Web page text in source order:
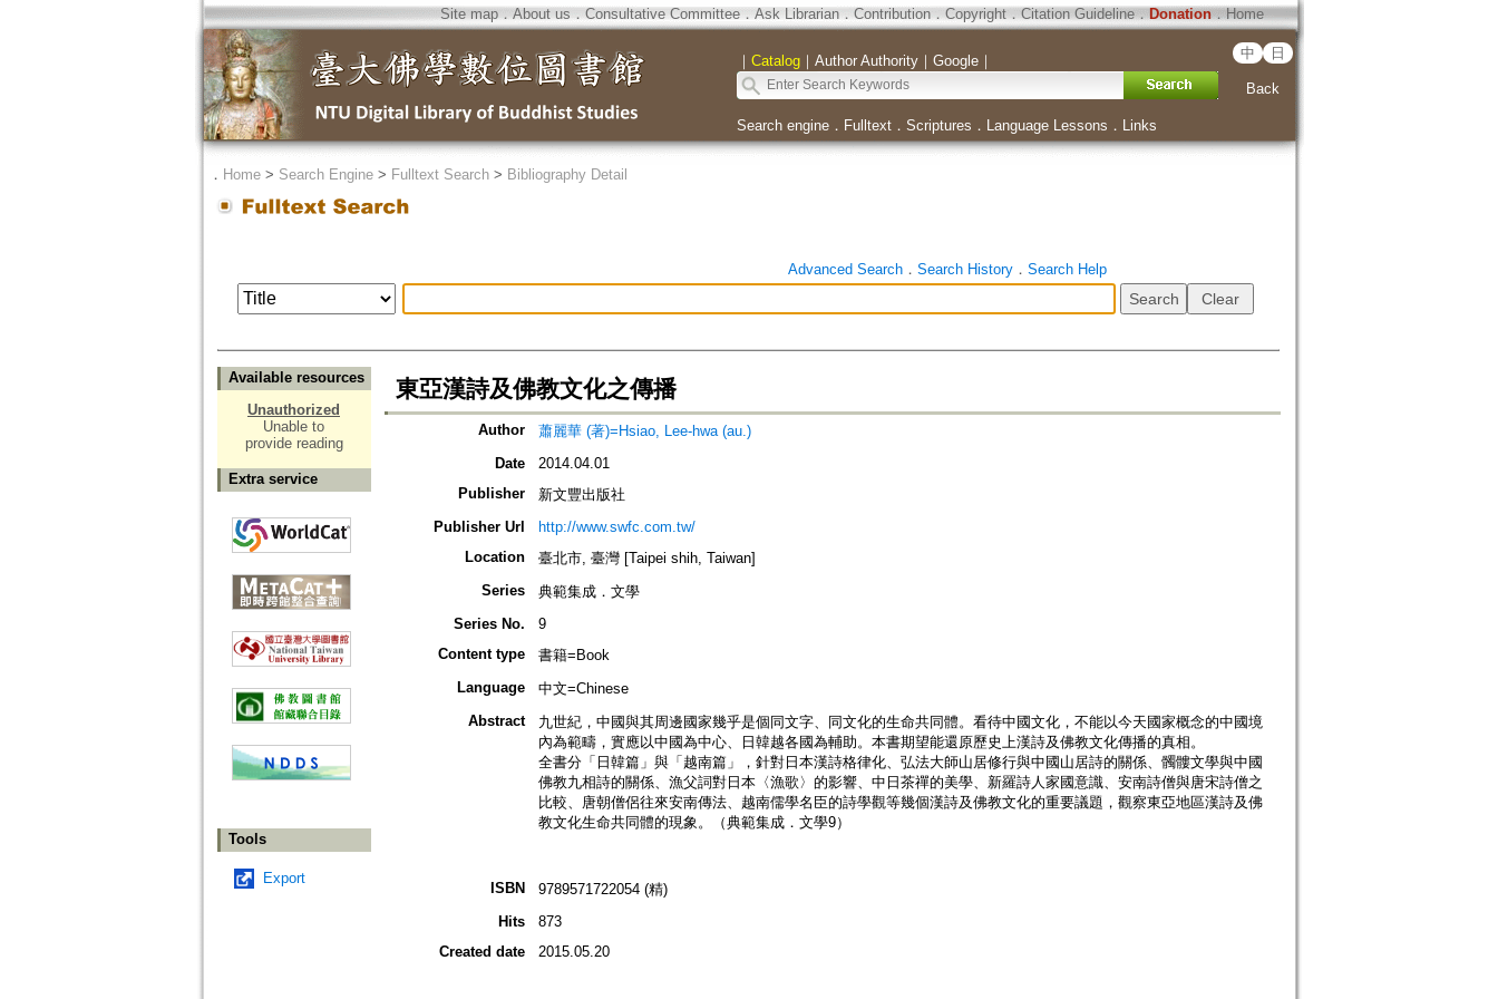
Site map．About us ． Consultative Committee． Ask Librarian． Contribution．Copyright．Citation Guideline． Donation．Home
｜ Catalog｜ Author Authority｜ Google｜ 中 日
Back
Search engine． Fulltext． Scriptures ． Language Lessons ． Links
． Home> Search Engine> Fulltext Search> Bibliography Detail
Advanced Search． Search History． Search Help
Available resources
Unauthorized
Unable to
provide reading
Extra service
Tools
Export
東亞漢詩及佛教文化之傳播
Author
蕭麗華 (著)=Hsiao, Lee-hwa (au.)
Date
2014.04.01
Publisher
新文豐出版社
Publisher Url
http://www.swfc.com.tw/
Location
臺北市, 臺灣 [Taipei shih, Taiwan]
Series
典範集成．文學
Series No.
9
Content type
書籍=Book
Language
中文=Chinese
Abstract
九世紀，中國與其周邊國家幾乎是個同文字、同文化的生命共同體。看待中國文化，不能以今天國家概念的中國境
內為範疇，實應以中國為中心、日韓越各國為輔助。本書期望能還原歷史上漢詩及佛教文化傳播的真相。
全書分「日韓篇」與「越南篇」，針對日本漢詩格律化、弘法大師山居修行與中國山居詩的關係、髑髏文學與中國
佛教九相詩的關係、漁父詞對日本〈漁歌〉的影響、中日茶禪的美學、新羅詩人家國意識、安南詩僧與唐宋詩僧之
比較、唐朝僧侶往來安南傳法、越南儒學名臣的詩學觀等幾個漢詩及佛教文化的重要議題，觀察東亞地區漢詩及佛
教文化生命共同體的現象。（典範集成．文學9）
ISBN
9789571722054 (精)
Hits
873
Created date
2015.05.20